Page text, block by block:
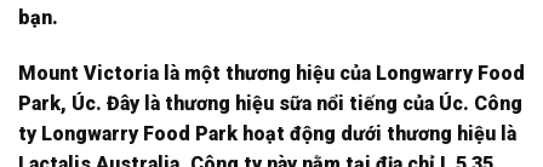
bạn.
Mount Victoria là một thương hiệu của Longwarry Food
Park, Úc. Đây là thương hiệu sữa nổi tiếng của Úc. Công
ty Longwarry Food Park hoạt động dưới thương hiệu là